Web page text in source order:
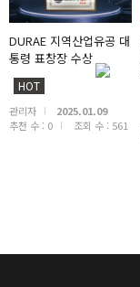
DURAE 지역산업유공 대
통령 표창장 수상
HOT
관리자
2025.01.09
추천 수 : 0 조회 수 : 561